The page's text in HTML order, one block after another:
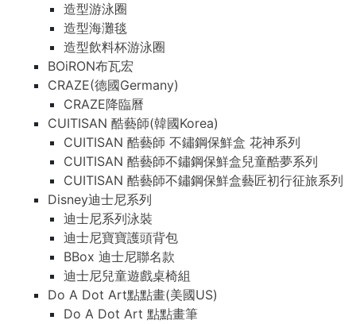
造型游泳圈
造型海灘毯
造型飲料杯游泳圈
BOiRON布瓦宏
CRAZE(德國Germany)
CRAZE降臨曆
CUITISAN 酷藝師(韓國Korea)
CUITISAN 酷藝師 不鏽鋼保鮮盒 花神系列
CUITISAN 酷藝師不鏽鋼保鮮盒兒童酷夢系列
CUITISAN 酷藝師不鏽鋼保鮮盒藝匠初行征旅系列
Disney迪士尼系列
迪士尼系列泳裝
迪士尼寶寶護頭背包
BBox 迪士尼聯名款
迪士尼兒童遊戲桌椅組
Do A Dot Art點點畫(美國US)
Do A Dot Art 點點畫筆